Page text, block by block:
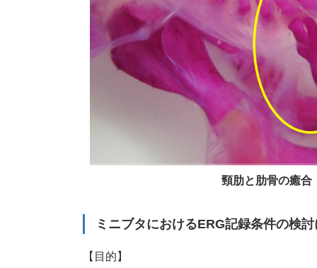
頸肋と肋骨の癒合
ミニブタにおけるERG記録条件の検
【目的】